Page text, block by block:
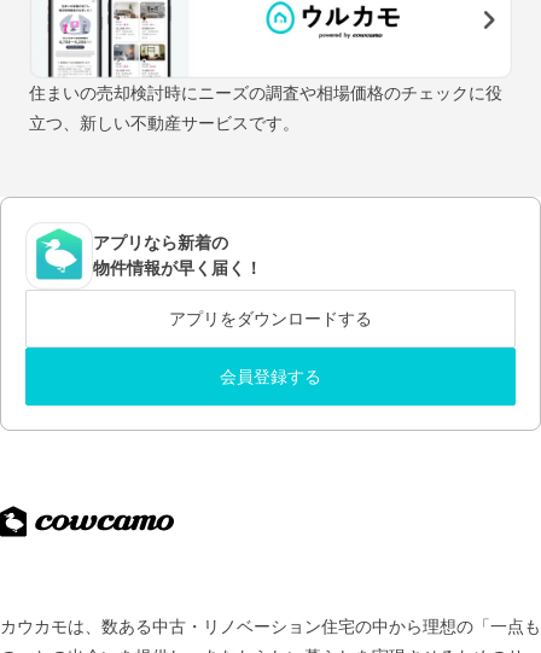
住まいの売却検討時にニーズの調査や相場価格のチェックに役
立つ、新しい不動産サービスです。
アプリなら新着の
物件情報が早く届く！
アプリをダウンロードする
会員登録する
カウカモは、数ある中古・リノベーション住宅の中から理想の「一点も